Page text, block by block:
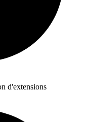
d'extensions